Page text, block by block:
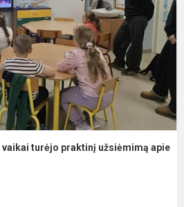
turėjo praktinį užsiėmimą apie